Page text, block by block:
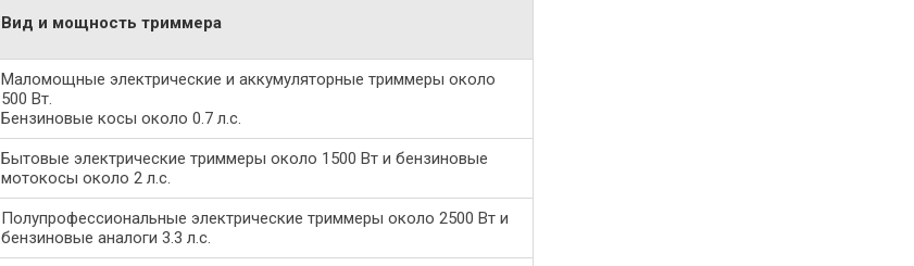
Вид и мощность триммера
Маломощные электрические и аккумуляторные триммеры около
500 Вт.
Бензиновые косы около 0.7 л.с.
Бытовые электрические триммеры около 1500 Вт и бензиновые
мотокосы около 2 л.с.
Полупрофессиональные электрические триммеры около 2500 Вт и
бензиновые аналоги 3.3 л.с.